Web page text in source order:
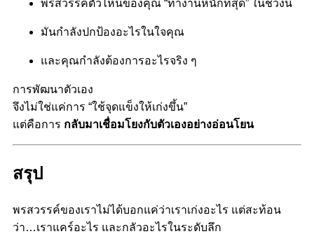
พรสวรรค์ตัวไหนของคุณ “ทำงานหนักที่สุด” ในช่วงนี้
มันกำลังปกป้องอะไรในใจคุณ
และคุณกำลังต้องการอะไรจริง ๆ
การพัฒนาตัวเอง
จึงไม่ใช่แค่การ “ใช้จุดแข็งให้เก่งขึ้น”
แต่คือการ กลับมาเชื่อมโยงกับตัวเองอย่างอ่อนโยน
สรุป
พรสวรรค์ของเราไม่ได้บอกแค่ว่าเราเก่งอะไร แต่สะท้อน
ว่า…เราแคร์อะไร และกลัวอะไรในระดับลึก